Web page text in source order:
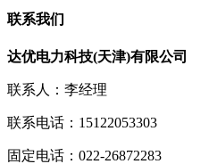
联系我们
达优电力科技(天津)有限公司
联系人：李经理
联系电话：15122053303
固定电话：022-26872283